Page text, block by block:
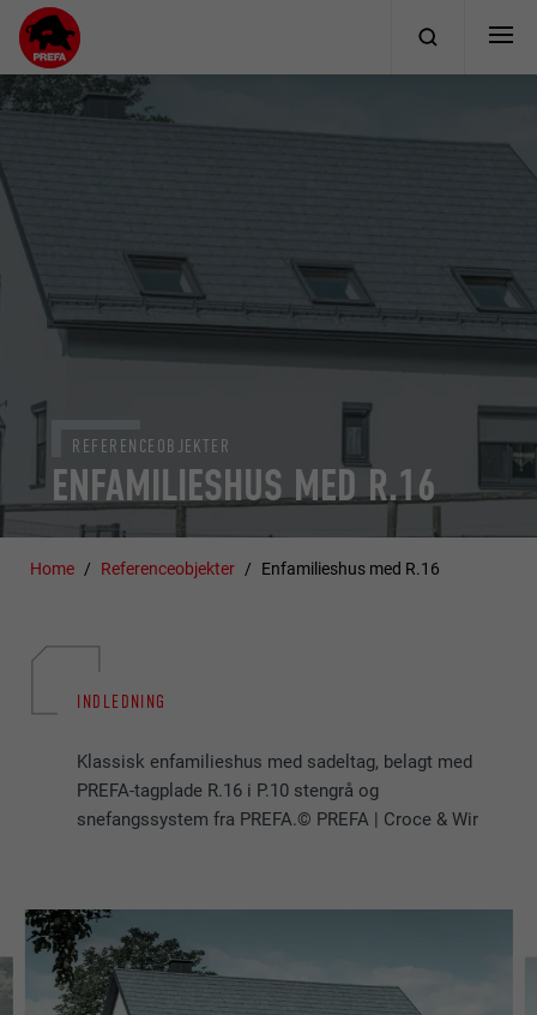
ENFAMILIESHUS MED R.16
REFERENCEOBJEKTER
Home Referenceobjekter Enfamilieshus med R.16
INDLEDNING
Klassisk enfamilieshus med sadeltag, belagt med
PREFA-tagplade R.16 i P.10 stengrå og
snefangssystem fra PREFA.© PREFA | Croce & Wir